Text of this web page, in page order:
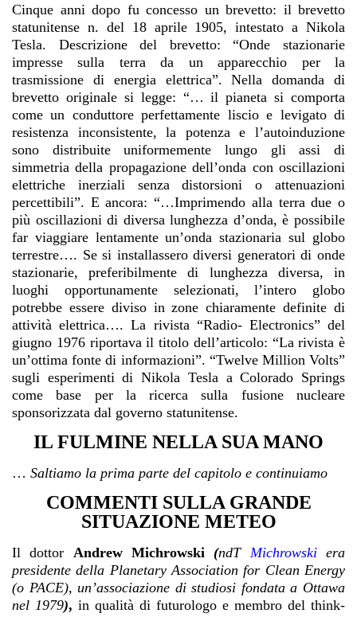
Cinque anni dopo fu concesso un brevetto: il brevetto
statunitense n. del 18 aprile 1905, intestato a Nikola
Tesla. Descrizione del brevetto: “Onde stazionarie
impresse sulla terra da un apparecchio per la
trasmissione di energia elettrica”. Nella domanda di
brevetto originale si legge: “… il pianeta si comporta
come un conduttore perfettamente liscio e levigato di
resistenza inconsistente, la potenza e l’autoinduzione
sono distribuite uniformemente lungo gli assi di
simmetria della propagazione dell’onda con oscillazioni
elettriche inerziali senza distorsioni o attenuazioni
percettibili”. E ancora: “…Imprimendo alla terra due o
più oscillazioni di diversa lunghezza d’onda, è possibile
far viaggiare lentamente un’onda stazionaria sul globo
terrestre…. Se si installassero diversi generatori di onde
stazionarie, preferibilmente di lunghezza diversa, in
luoghi opportunamente selezionati, l’intero globo
potrebbe essere diviso in zone chiaramente definite di
attività elettrica…. La rivista “Radio- Electronics” del
giugno 1976 riportava il titolo dell’articolo: “La rivista è
un’ottima fonte di informazioni”. “Twelve Million Volts”
sugli esperimenti di Nikola Tesla a Colorado Springs
come base per la ricerca sulla fusione nucleare
sponsorizzata dal governo statunitense.
IL FULMINE NELLA SUA MANO
… Saltiamo la prima parte del capitolo e continuiamo
COMMENTI SULLA GRANDE
SITUAZIONE METEO
Il dottor Andrew Michrowski (ndT Michrowskiera
presidente della Planetary Association for Clean Energy
(o PACE), un’associazione di studiosi fondata a Ottawa
nel 1979), in qualità di futurologo e membro del think-